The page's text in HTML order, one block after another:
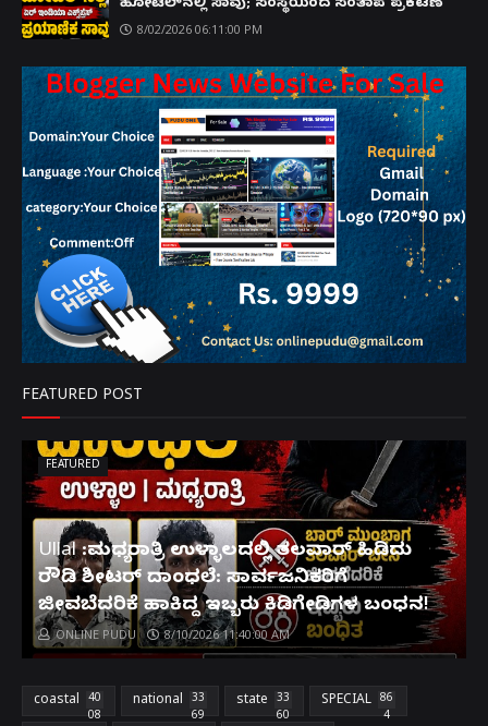
ಹೋಟೆಲ್‌ನಲ್ಲಿ ಸಾವು; ಸಂಸ್ಥೆಯಿಂದ ಸಂತಾಪ ಪ್ರಕಟಣೆ
8/02/2026 06:11:00 PM
FEATURED POST
FEATURED
Ullal :ಮಧ್ಯರಾತ್ರಿ ಉಳ್ಳಾಲದಲ್ಲಿ ತಲವಾರ್ ಹಿಡಿದು
ರೌಡಿ ಶೀಟರ್ ದಾಂಧಲೆ: ಸಾರ್ವಜನಿಕರಿಗೆ
ಜೀವಬೆದರಿಕೆ ಹಾಕಿದ್ದ ಇಬ್ಬರು ಕಿಡಿಗೇಡಿಗಳ ಬಂಧನ!
ONLINE PUDU 8/10/2026 11:40:00 AM
coastal
40
08
national
33
69
state
33
60
SPECIAL
86
4